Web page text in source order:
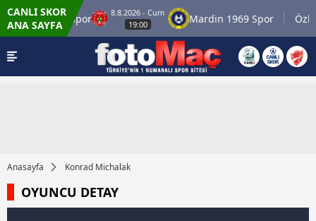
CANLI SKOR
ANA SAYFA
Ümraniyespor
8.8.2026 - Cum
19:00
Mardin 1969 Spor
Anasayfa Konrad Michalak
OYUNCU DETAY